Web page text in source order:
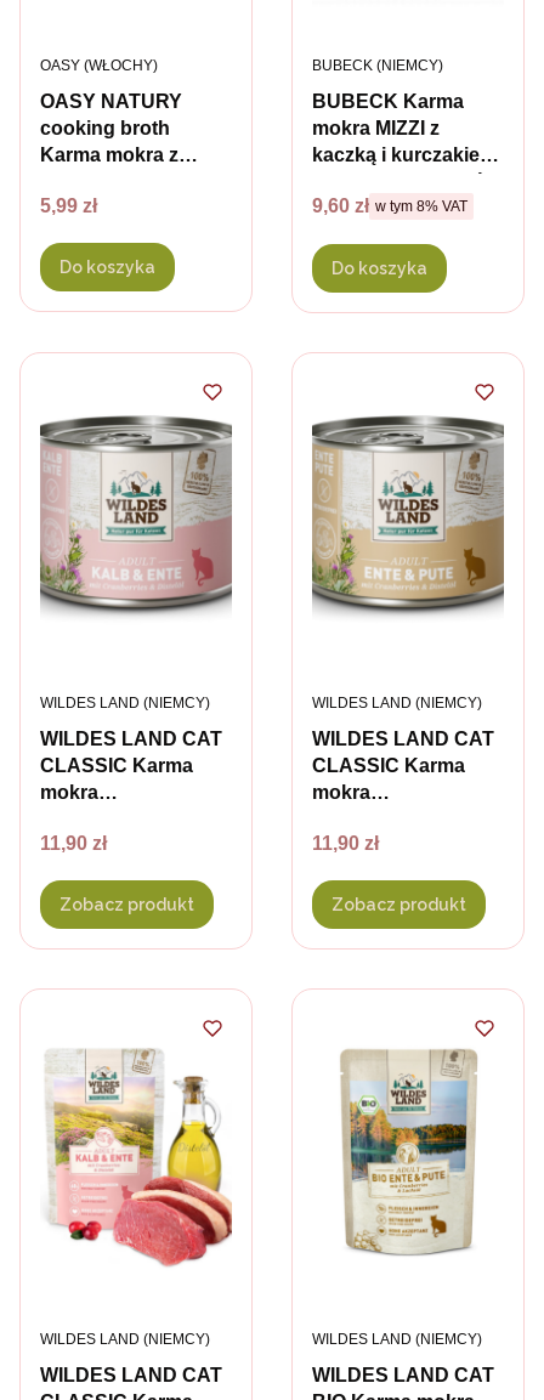
OASY NATURY
cooking broth
Karma mokra z
dla kotów - 85 g
PRODUCENT
OASY (WŁOCHY)
Cena
5,99 zł
Do koszyka
BUBECK Karma
mokra MIZZI z
kaczką i kurczakiem
- 100g
PRODUCENT
BUBECK (NIEMCY)
Cena brutto
9,60 zł w tym %s VAT
w tym 8% VAT
Do koszyka
WILDES LAND CAT
CLASSIC Karma
mokra
kotów - cielęcina z
PRODUCENT
WILDES LAND (NIEMCY)
Cena
11,90 zł
Zobacz produkt
WILDES LAND CAT
CLASSIC Karma
mokra
kotów - kaczka i
PRODUCENT
WILDES LAND (NIEMCY)
Cena
11,90 zł
Zobacz produkt
WILDES LAND CAT
PRODUCENT
WILDES LAND (NIEMCY)
WILDES LAND CAT
PRODUCENT
WILDES LAND (NIEMCY)